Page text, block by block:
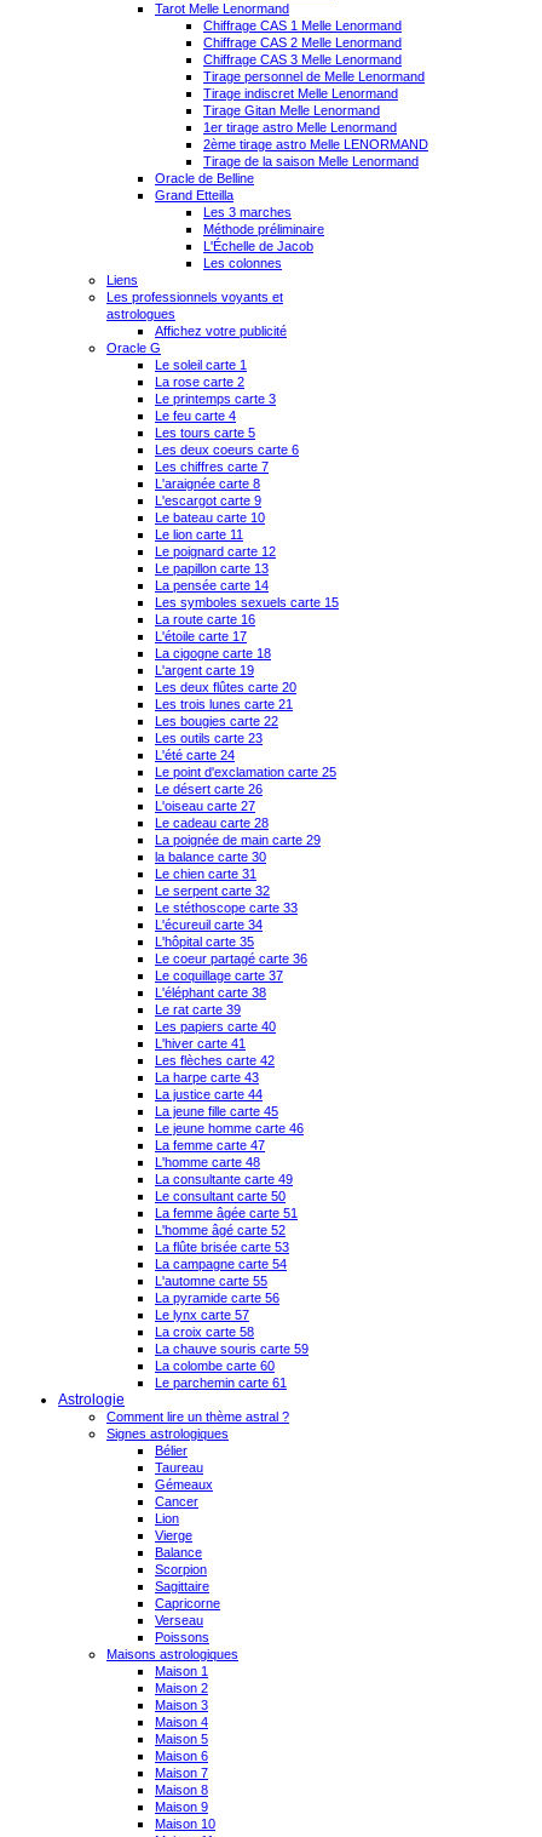
Tarot Melle Lenormand
Chiffrage CAS 1 Melle Lenormand
Chiffrage CAS 2 Melle Lenormand
Chiffrage CAS 3 Melle Lenormand
Tirage personnel de Melle Lenormand
Tirage indiscret Melle Lenormand
Tirage Gitan Melle Lenormand
1er tirage astro Melle Lenormand
2ème tirage astro Melle LENORMAND
Tirage de la saison Melle Lenormand
Oracle de Belline
Grand Etteilla
Les 3 marches
Méthode préliminaire
L'Échelle de Jacob
Les colonnes
Liens
Les professionnels voyants et
astrologues
Affichez votre publicité
Oracle G
Le soleil carte 1
La rose carte 2
Le printemps carte 3
Le feu carte 4
Les tours carte 5
Les deux coeurs carte 6
Les chiffres carte 7
L'araignée carte 8
L'escargot carte 9
Le bateau carte 10
Le lion carte 11
Le poignard carte 12
Le papillon carte 13
La pensée carte 14
Les symboles sexuels carte 15
La route carte 16
L'étoile carte 17
La cigogne carte 18
L'argent carte 19
Les deux flûtes carte 20
Les trois lunes carte 21
Les bougies carte 22
Les outils carte 23
L'été carte 24
Le point d'exclamation carte 25
Le désert carte 26
L'oiseau carte 27
Le cadeau carte 28
La poignée de main carte 29
la balance carte 30
Le chien carte 31
Le serpent carte 32
Le stéthoscope carte 33
L'écureuil carte 34
L'hôpital carte 35
Le coeur partagé carte 36
Le coquillage carte 37
L'éléphant carte 38
Le rat carte 39
Les papiers carte 40
L'hiver carte 41
Les flèches carte 42
La harpe carte 43
La justice carte 44
La jeune fille carte 45
Le jeune homme carte 46
La femme carte 47
L'homme carte 48
La consultante carte 49
Le consultant carte 50
La femme âgée carte 51
L'homme âgé carte 52
La flûte brisée carte 53
La campagne carte 54
L'automne carte 55
La pyramide carte 56
Le lynx carte 57
La croix carte 58
La chauve souris carte 59
La colombe carte 60
Le parchemin carte 61
Astrologie
Comment lire un thème astral ?
Signes astrologiques
Bélier
Taureau
Gémeaux
Cancer
Lion
Vierge
Balance
Scorpion
Sagittaire
Capricorne
Verseau
Poissons
Maisons astrologiques
Maison 1
Maison 2
Maison 3
Maison 4
Maison 5
Maison 6
Maison 7
Maison 8
Maison 9
Maison 10